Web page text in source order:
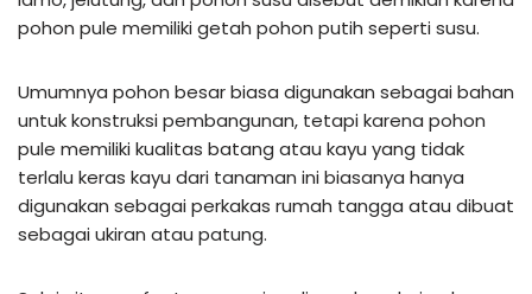
pohon pule memiliki getah pohon putih seperti susu.
Umumnya pohon besar biasa digunakan sebagai bahan
untuk konstruksi pembangunan, tetapi karena pohon
pule memiliki kualitas batang atau kayu yang tidak
terlalu keras kayu dari tanaman ini biasanya hanya
digunakan sebagai perkakas rumah tangga atau dibuat
sebagai ukiran atau patung.